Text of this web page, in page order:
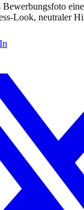
Bewerbungsfoto
Look, neutraler